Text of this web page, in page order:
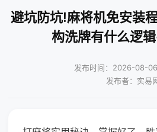
避坑防坑!麻将机免安装
构洗牌有什么逻
发布时间：2026-08-
发布者：实易